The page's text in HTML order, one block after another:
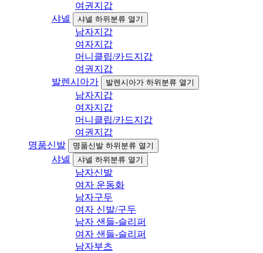
여권지갑
샤넬
샤넬 하위분류 열기
남자지갑
여자지갑
머니클립/카드지갑
여권지갑
발렌시아가
발렌시아가 하위분류 열기
남자지갑
여자지갑
머니클립/카드지갑
여권지갑
명품신발
명품신발 하위분류 열기
샤넬 샤넬 하위분류 열기
남자신발
여자 운동화
남자구두
여자 신발/구두
남자 샌들-슬리퍼
여자 샌들-슬리퍼
남자부츠